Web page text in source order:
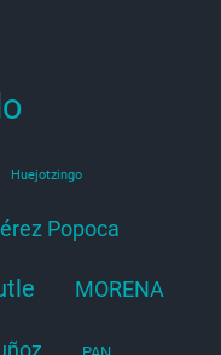
Huejotzingo
Popoca
MORENA